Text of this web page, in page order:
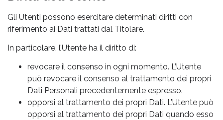
Gli Utenti possono esercitare determinati diritti con
riferimento ai Dati trattati dal Titolare.
In particolare, l’Utente ha il diritto di:
revocare il consenso in ogni momento. L’Utente
può revocare il consenso al trattamento dei propri
Dati Personali precedentemente espresso.
opporsi al trattamento dei propri Dati. L’Utente può
opporsi al trattamento dei propri Dati quando esso